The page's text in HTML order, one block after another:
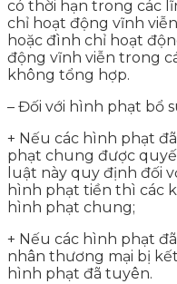
có thời hạn trong các
chỉ hoạt động vĩnh
hoặc đình chỉ hoạt
động vĩnh viễn trong
không tổng hợp.
– Đối với hình phạt bổ
+ Nếu các hình phạt
phạt chung được
luật này quy định đối
hình phạt tiền thì các
hình phạt chung;
+ Nếu các hình phạt
nhân thương mại bị
hình phạt đã tuyên.